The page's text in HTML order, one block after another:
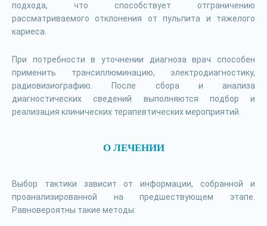
подхода, что способствует отграничению
рассматриваемого отклонения от пульпита и тяжелого
кариеса.
При потребности в уточнении диагноза врач способен
применить трансиллюминацию, электродиагностику,
радиовизиографию. После сбора и анализа
диагностических сведений выполняются подбор и
реализация клинических терапевтических мероприятий.
О ЛЕЧЕНИИ
Выбор тактики зависит от информации, собранной и
проанализированной на предшествующем этапе.
Равновероятны такие методы: